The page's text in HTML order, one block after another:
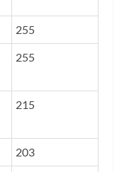
255
255
215
203